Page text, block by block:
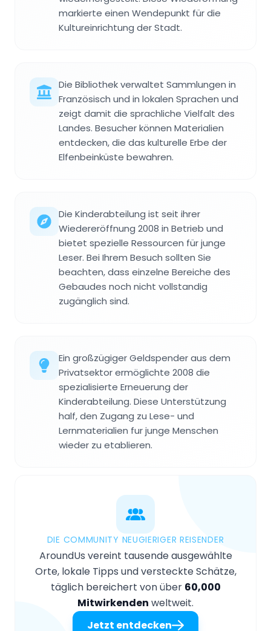
markierte einen Wendepunkt für die
Kultureinrichtung der Stadt.
Die Bibliothek verwaltet Sammlungen in
Französisch und in lokalen Sprachen und
zeigt damit die sprachliche Vielfalt des
Landes. Besucher können Materialien
entdecken, die das kulturelle Erbe der
Elfenbeinküste bewahren.
Die Kinderabteilung ist seit ihrer
Wiedereröffnung 2008 in Betrieb und
bietet spezielle Ressourcen für junge
Leser. Bei Ihrem Besuch sollten Sie
beachten, dass einzelne Bereiche des
Gebaudes noch nicht vollstandig
zugänglich sind.
Ein großzügiger Geldspender aus dem
Privatsektor ermöglichte 2008 die
spezialisierte Erneuerung der
Kinderabteilung. Diese Unterstützung
half, den Zugang zu Lese- und
Lernmaterialien fur junge Menschen
wieder zu etablieren.
DIE COMMUNITY NEUGIERIGER REISENDER
AroundUs vereint tausende ausgewählte
Orte, lokale Tipps und versteckte Schätze,
täglich bereichert von über 60,000
Mitwirkenden weltweit.
Jetzt entdecken